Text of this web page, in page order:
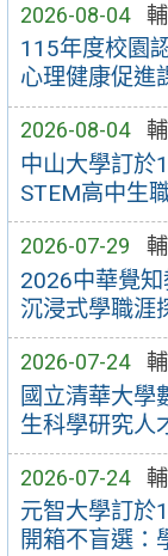
2026-08-04
115年度校園
心理健康促進
2026-08-04
中山大學訂於
STEM高中生
2026-07-29
2026中華覺
沉浸式學職涯
2026-07-24
國立清華大學
生科學研究人
2026-07-24
元智大學訂於
開箱不盲選：